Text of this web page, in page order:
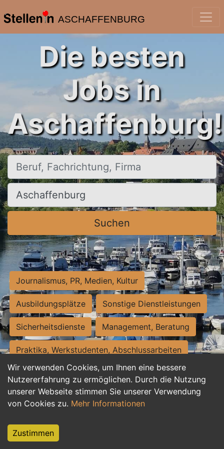
ASCHAFFENBURG
Wir verwenden Cookies, um Ihnen eine bessere
Nutzererfahrung zu ermöglichen. Durch die Nutzung
unserer Webseite stimmen Sie unserer Verwendung
von Cookies zu. Mehr Informationen
Zustimmen
Die besten
Jobs in
Aschaffenburg!
Beruf, Fachrichtung, Firma
Ort, Stadt
Suchen
Journalismus, PR, Medien, Kultur
Ausbildungsplätze Sonstige Dienstleistungen
Sicherheitsdienste Management, Beratung
Praktika, Werkstudenten, Abschlussarbeiten
Personalwesen Assistenz, Sekretariat
Hilfskräfte, Aushilfs- und Nebenjobs
Weiterbildung, Studium, duale Ausbildung